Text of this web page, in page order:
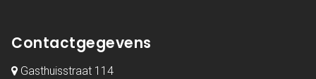
Contactgegevens
Gasthuisstraat 114